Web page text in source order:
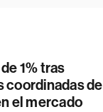
1% tras
coordinadas de
el mercado